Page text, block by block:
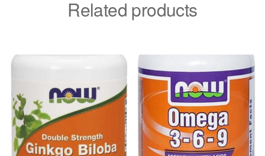
Related products